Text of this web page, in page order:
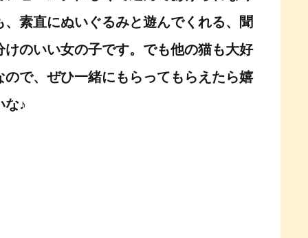
、素直にぬいぐるみと遊んでくれる、聞
けのいい女の子です。でも他の猫も大好
ので、ぜひ一緒にもらってもらえたら嬉
な♪